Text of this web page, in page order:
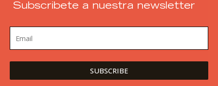
Subscribete a nuestra newsletter